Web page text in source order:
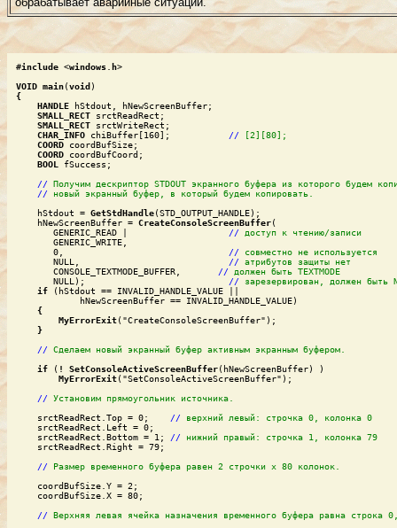
#include <windows h>
VOID main(void
HANDLE hStdout, hNewScreenBuffer;
SMALL_RECT srctReadRect;
SMALL_RECT srctWriteRect;
CHAR_INFO
//
[2][80];
COORD coordBufSize;
COORD coordBufCoord;
BOOL
fSuccess;
//
Получим дескриптор STDOUT экранного буфера из которого будем
//
новый экранный буфер, в который будем копировать.
    hStdout =
GetStdHandle(STD_OUTPUT_HANDLE);
    hNewScreenBuffer =
CreateConsoleScreenBuffer(
//
доступ к чтению/записи
       GENERIC_WRITE,
//
совместно не используется
//
атрибутов защиты нет
       CONSOLE_TEXTMODE_BUFFER,
//
должен быть TEXTMODE
//
зарезервирован, должен быть
if (hStdout == INVALID_HANDLE_VALUE ||
            hNewScreenBuffer == INVALID_HANDLE_VALUE)
MyErrorExit("CreateConsoleScreenBuffer");
//
Сделаем новый экранный буфер активным экранным буфером.
if ( ! SetConsoleActiveScreenBuffer(hNewScreenBuffer) )
MyErrorExit("SetConsoleActiveScreenBuffer");
// Установим прямоугольник источника.
    srctReadRect.Top = 0;
//
верхний левый: строчка 0, колонка 0
    srctReadRect.Left = 0;
    srctReadRect.Bottom = 1;
//
нижний правый: строчка 1, колонка 79
    srctReadRect.Right = 79;
//
Размер временного буфера равен 2 строчки x 80 колонок.
    coordBufSize.Y = 2;
    coordBufSize.X = 80;
//
Верхняя левая ячейка назначения временного буфера равна строка